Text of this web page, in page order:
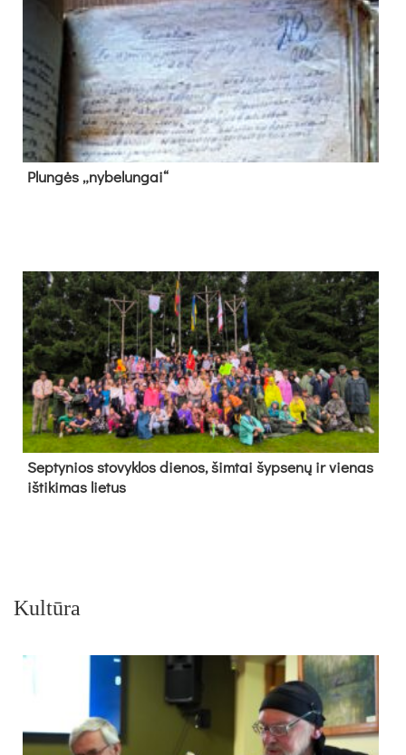
Plun­gės „ny­be­lun­gai“
Sep­ty­nios sto­vyk­los die­nos, šim­tai šyp­se­nų ir vie­nas
iš­ti­ki­mas lie­tus
Kultūra